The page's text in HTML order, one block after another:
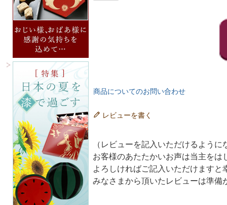
商品についてのお問い合わせ
レビューを書く
（レビューを記入いただけるように
お客様のあたたかいお声は当主を
よろしければご記入いただけますと
みなさまから頂いたレビューは準備